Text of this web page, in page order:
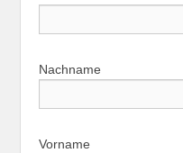
Nachname
Vorname